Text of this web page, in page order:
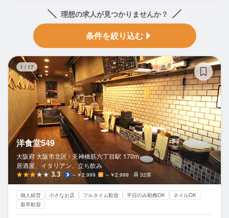
理想の求人が見つかりませんか？
条件を絞り込む
1 / 17
洋食堂549
大阪府 大阪市北区 / 天神橋筋六丁目駅 170m
居酒屋、イタリアン、立ち飲み
3.3 ～￥2,999 ～￥2,999 32席
個人経営 小さなお店 フルタイム歓迎 平日のみ勤務OK
ネイルOK
新卒歓迎